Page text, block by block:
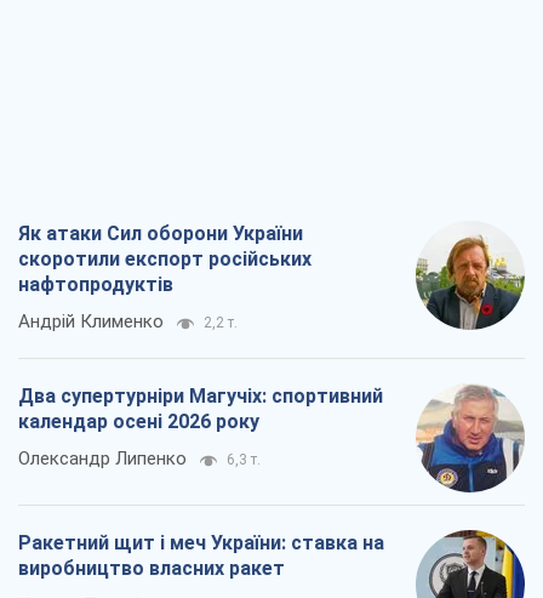
Як атаки Сил оборони України
скоротили експорт російських
нафтопродуктів
Андрій Клименко 2,2 т.
Два супертурніри Магучіх: спортивний
календар осені 2026 року
Олександр Липенко 6,3 т.
Ракетний щит і меч України: ставка на
виробництво власних ракет